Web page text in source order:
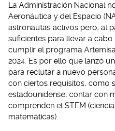
La Administración Nacional
Aeronáutica y del Espacio
astronautas activos pero, al
suficientes para llevar a
cumplir el programa
2024. Es por ello que lanzó
para reclutar a nuevo
con ciertos requisitos, como
estadounidense, contar con
comprenden el STEM
matemáticas).